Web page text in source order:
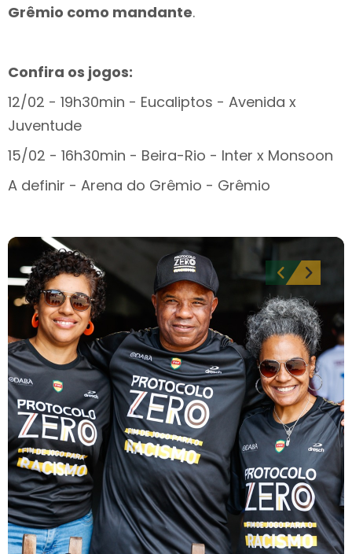
Grêmio como mandante.
Confira os jogos:
12/02 - 19h30min - Eucaliptos - Avenida x
Juventude
15/02 - 16h30min - Beira-Rio - Inter x Monsoon
A definir - Arena do Grêmio - Grêmio